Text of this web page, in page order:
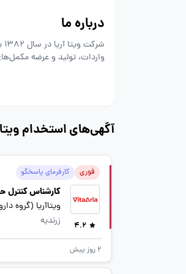
درباره ما
واردات، تولید و عرضه
همواره در مسیر ارائه
کارخانه داروسازی در شهرک
آگهی‌های استخدام
فوری کارفرمای پاسخگو
4.2
کارشناس کنترل
ویتاآریا (گروه
زرندیه
2 روز پیش